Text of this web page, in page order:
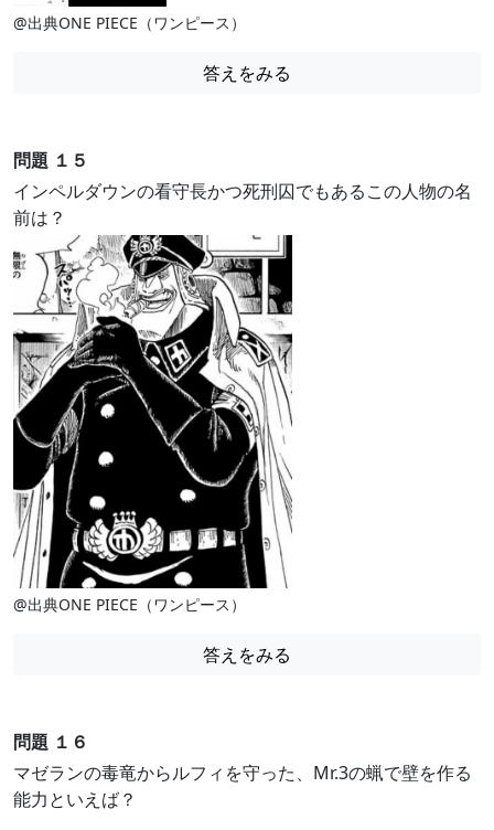
@出典ONE PIECE（ワンピース）
答えをみる
問題 １５
インペルダウンの看守長かつ死刑囚でもあるこの人物の名
前は？
@出典ONE PIECE（ワンピース）
答えをみる
問題 １６
マゼランの毒竜からルフィを守った、Mr.3の蝋で壁を作る
能力といえば？